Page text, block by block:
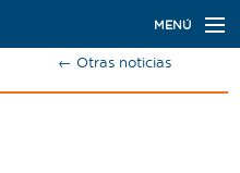
MENÚ
← Otras noticias